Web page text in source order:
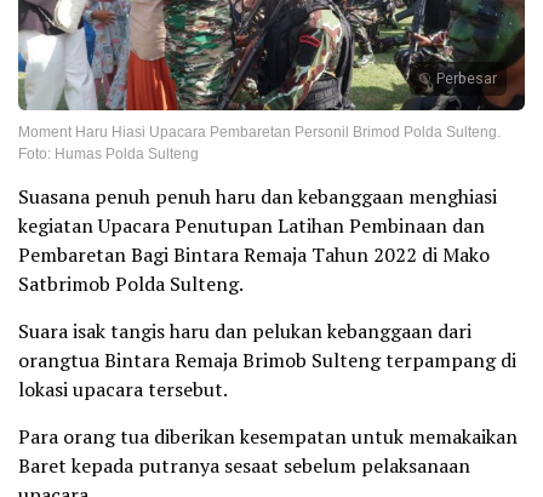
Perbesar
Moment Haru Hiasi Upacara Pembaretan Personil Brimod Polda Sulteng.
Foto: Humas Polda Sulteng
Suasana penuh penuh haru dan kebanggaan menghiasi
kegiatan Upacara Penutupan Latihan Pembinaan dan
Pembaretan Bagi Bintara Remaja Tahun 2022 di Mako
Satbrimob Polda Sulteng.
Suara isak tangis haru dan pelukan kebanggaan dari
orangtua Bintara Remaja Brimob Sulteng terpampang di
lokasi upacara tersebut.
Para orang tua diberikan kesempatan untuk memakaikan
Baret kepada putranya sesaat sebelum pelaksanaan